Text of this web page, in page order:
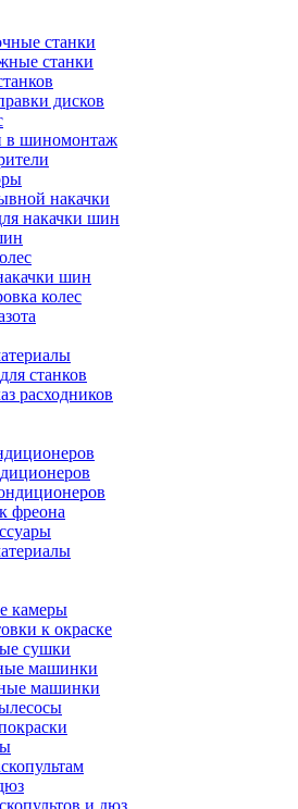
станки
станки
дисков
в шиномонтаж
накачки
накачки шин
шин
колес
станков
расходников
фреона
камеры
к окраске
сушки
машинки
машинки
и дюз